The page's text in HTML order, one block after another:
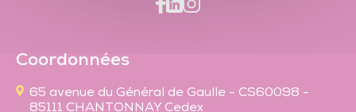
Coordonnées
65 avenue du Général de Gaulle - CS60098 -
85111 CHANTONNAY Cedex